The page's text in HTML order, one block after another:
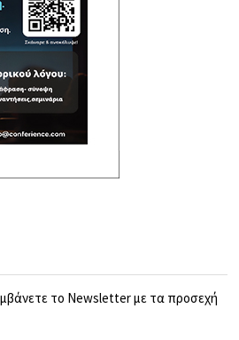
το Newsletter με τα προσεχή